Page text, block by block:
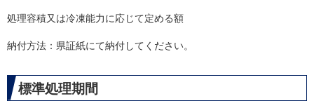
処理容積又は冷凍能力に応じて定める額
納付方法：県証紙にて納付してください。
標準処理期間